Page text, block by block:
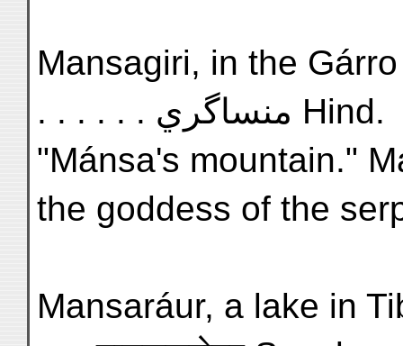
Mansagiri, in the
. . . . . . منساگري Hind.
"Mánsa's mountain."
the goddess of the
Mansaráur, a lake in